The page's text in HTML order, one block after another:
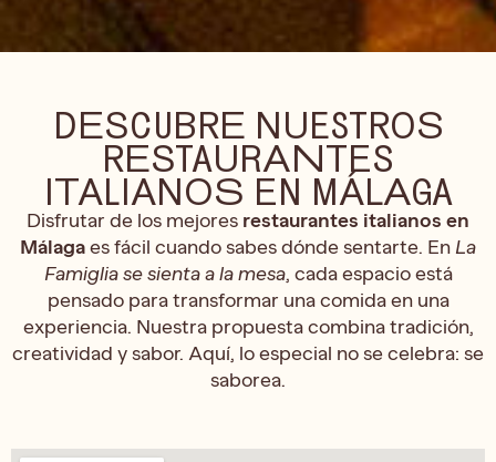
DESCUBRE NUESTROS
RESTAURANTES
ITALIANOS EN MÁLAGA
Disfrutar de los mejores restaurantes italianos en
Málagaes fácil cuando sabes dónde sentarte. EnLa
Famiglia se sienta a la mesa, cada espacio está
pensado para transformar una comida en una
experiencia. Nuestra propuesta combina tradición,
creatividad y sabor. Aquí, lo especial no se celebra: se
saborea.